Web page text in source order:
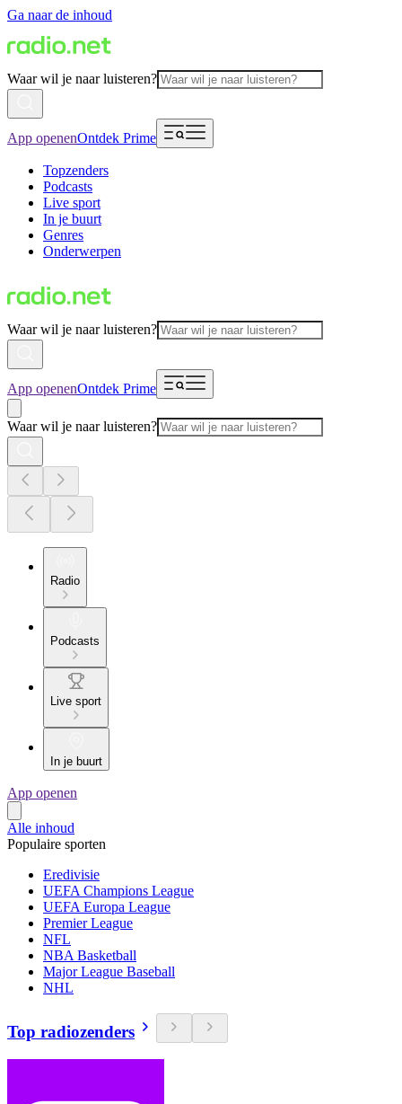
Ga naar de inhoud
Waar wil je naar luisteren?
App openenOntdek Prime
Topzenders
Podcasts
Live sport
In je buurt
Genres
Onderwerpen
Waar wil je naar luisteren?
App openenOntdek Prime
Waar wil je naar luisteren?
Radio
Podcasts
Live sport
In je buurt
App openen
Alle inhoud
Populaire sporten
Eredivisie
UEFA Champions League
UEFA Europa League
Premier League
NFL
NBA Basketball
Major League Baseball
NHL
Top radiozenders